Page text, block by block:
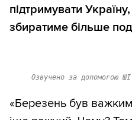
підтримувати
збиратиме більше
Озвучено за допомогою
«Березень був